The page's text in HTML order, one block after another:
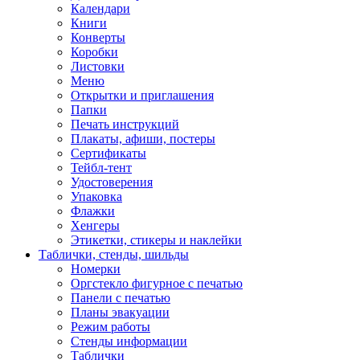
Календари
Книги
Конверты
Коробки
Листовки
Меню
Открытки и приглашения
Папки
Печать инструкций
Плакаты, афиши, постеры
Сертификаты
Тейбл-тент
Удостоверения
Упаковка
Флажки
Хенгеры
Этикетки, стикеры и наклейки
Таблички, стенды, шильды
Номерки
Оргстекло фигурное с печатью
Панели с печатью
Планы эвакуации
Режим работы
Стенды информации
Таблички